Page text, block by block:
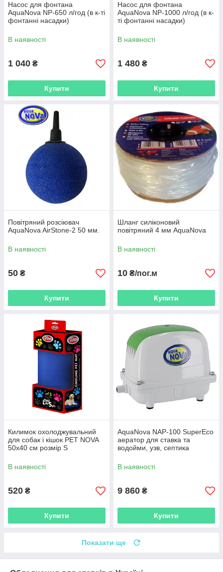
Насос для фонтана
AquaNova NP-650 л/год (в к-ті
фонтанні насадки)
В наявності
1 040 ₴
Купити
Насос для фонтана
AquaNova NP-1000 л/год (в к-
ті фонтанні насадки)
В наявності
1 480 ₴
Купити
Повітряний розсіювач
AquaNova AirStone-2 50 мм.
В наявності
50 ₴
Купити
Шланг силіконовий
повітряний 4 мм AquaNova
В наявності
10 ₴/пог.м
Купити
Килимок охолоджувальний
для собак і кішок PET NOVA
50х40 см розмір S
В наявності
520 ₴
Купити
AquaNova NAP-100 SuperEco
аератор для ставка та
водойми, узв, септика
В наявності
9 860 ₴
Купити
Показати ще